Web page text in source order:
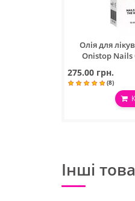
Олія для
Onistop Nails
275.00 грн.
(8)
Інші